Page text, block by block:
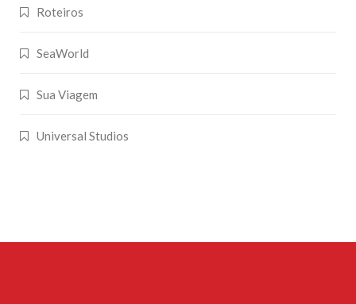
Roteiros
SeaWorld
Sua Viagem
Universal Studios